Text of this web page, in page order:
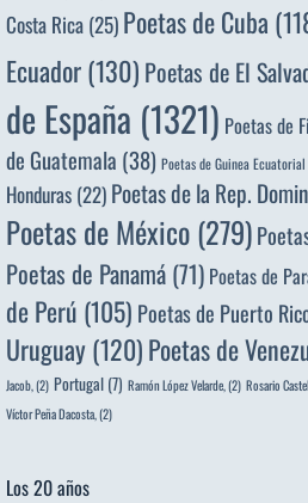
Costa Rica(25)Poetas de Cuba
Ecuador(130) Poetas de El
de España (1321) Poetas de
de Guatemala (38) Poetas de Guinea Ecuatorial
Honduras (22) Poetas de la Rep.
Poetas de México(279)
Poetas de Panamá (71) Poetas de
de Perú (105) Poetas de Puerto
Uruguay(120)Poetas de
Jacob, (2) Portugal (7) Ramón López Velarde, (2) Rosario
Víctor Peña Dacosta, (2)
Los 20 años